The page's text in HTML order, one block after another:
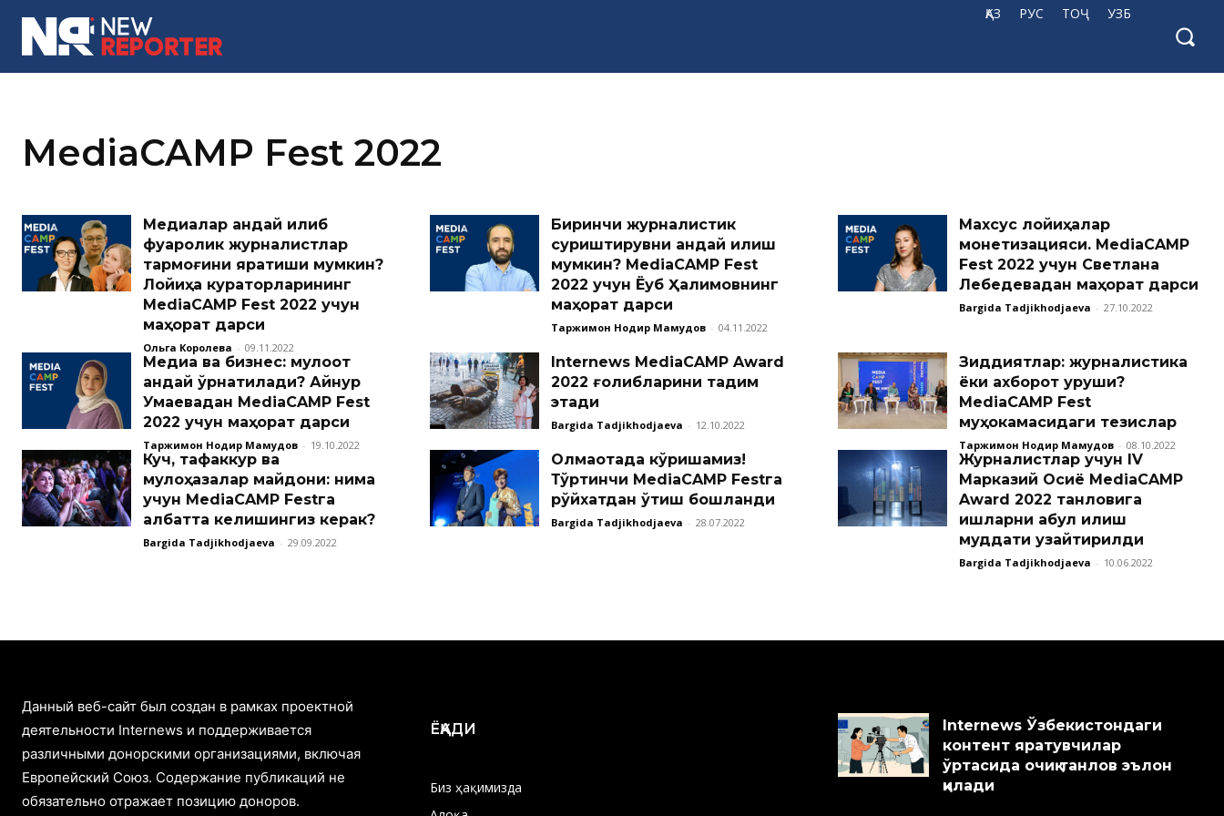
ҚАЗ РУС ТОҶ УЗБ
MediaCAMP Fest 2022
Медиалар қандай қилиб
фуқаролик журналистлар
тармоғини яратиши мумкин?
Лойиҳа кураторларининг
MediaCAMP Fest 2022 учун
маҳорат дарси
Ольга Королева - 09.11.2022
Биринчи журналистик
суриштирувни қандай қилиш
мумкин? MediaCAMP Fest
2022 учун Ёқуб Ҳалимовнинг
маҳорат дарси
Таржимон Нодир Маҳмудов - 04.11.2022
Махсус лойиҳалар
монетизацияси. MediaCAMP
Fest 2022 учун Светлана
Лебедевадан маҳорат дарси
Bargida Tadjikhodjaeva - 27.10.2022
Медиа ва бизнес: мулоқот
қандай ўрнатилади? Айнур
Умаевадан MediaCAMP Fest
2022 учун маҳорат дарси
Таржимон Нодир Маҳмудов - 19.10.2022
Internews MediaCAMP Award
2022 ғолибларини тақдим
этади
Bargida Tadjikhodjaeva - 12.10.2022
Зиддиятлар: журналистика
ёки ахборот уруши?
MediaCAMP Fest
муҳокамасидаги тезислар
Таржимон Нодир Маҳмудов - 08.10.2022
Куч, тафаккур ва
мулоҳазалар майдони: нима
учун MediaCAMP Festга
албатта келишингиз керак?
Bargida Tadjikhodjaeva - 29.09.2022
Олмаотада кўришамиз!
Тўртинчи MediaCAMP Festга
рўйхатдан ўтиш бошланди
Bargida Tadjikhodjaeva - 28.07.2022
Журналистлар учун IV
Марказий Осиё MediaCAMP
Award 2022 танловига
ишларни қабул қилиш
муддати узайтирилди
Bargida Tadjikhodjaeva - 10.06.2022
Данный веб-сайт был создан в рамках проектной
деятельности Internews и поддерживается
различными донорскими организациями, включая
Европейский Союз. Содержание публикаций не
обязательно отражает позицию доноров.
ЁҚАДИ
Биз ҳақимизда
Internews Ўзбекистондаги
контент яратувчилар
ўртасида очиқ танлов эълон
қилади